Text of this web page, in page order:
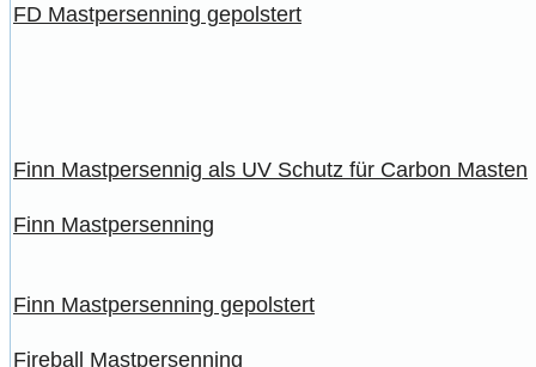
FD Mastpersenning gepolstert
Finn Mastpersennig als UV Schutz für Carbon Masten
Finn Mastpersenning
Finn Mastpersenning gepolstert
Fireball Mastpersenning